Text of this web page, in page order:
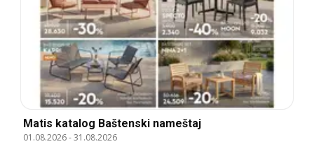
Matis katalog Baštenski nameštaj
01.08.2026-31.08.2026